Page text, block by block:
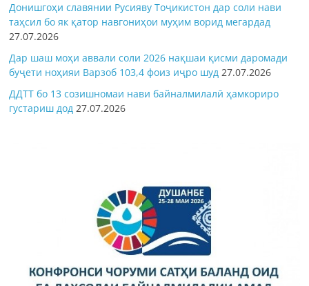
Донишгоҳи славянии Русияву Тоҷикистон дар соли нави
таҳсил бо як қатор навгониҳои муҳим ворид мегардад
27.07.2026
Дар шаш моҳи аввали соли 2026 нақшаи қисми даромади
буҷети ноҳияи Варзоб 103,4 фоиз иҷро шуд 27.07.2026
ДДТТ бо 13 созишномаи нави байналмилалӣ ҳамкориро
густариш дод 27.07.2026